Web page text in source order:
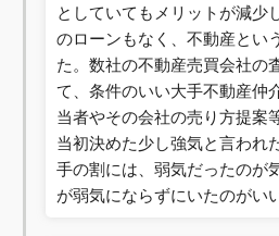
としていてもメリットが減少
のローンもなく、不動産とい
た。数社の不動産売買会社の
て、条件のいい大手不動産仲
当者やその会社の売り方提案
当初決めた少し強気と言われ
手の割には、弱気だったのが
が弱気にならずにいたのがい